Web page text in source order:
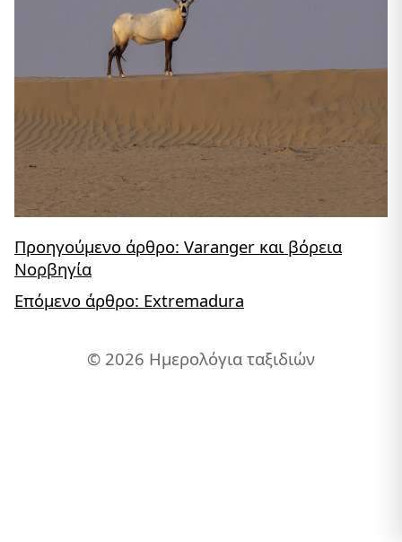
Προηγούμενο άρθρο: Varanger και βόρεια
Νορβηγία
Επόμενο άρθρο: Extremadura
© 2026 Ημερολόγια ταξιδιών